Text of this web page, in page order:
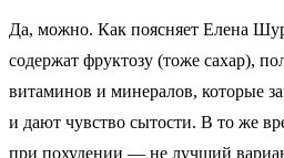
Да, можно. Как поясняет Елена
содержат фруктозу (тоже сахар),
витаминов и минералов, которые
и дают чувство сытости. В то же
при похудении — не лучший